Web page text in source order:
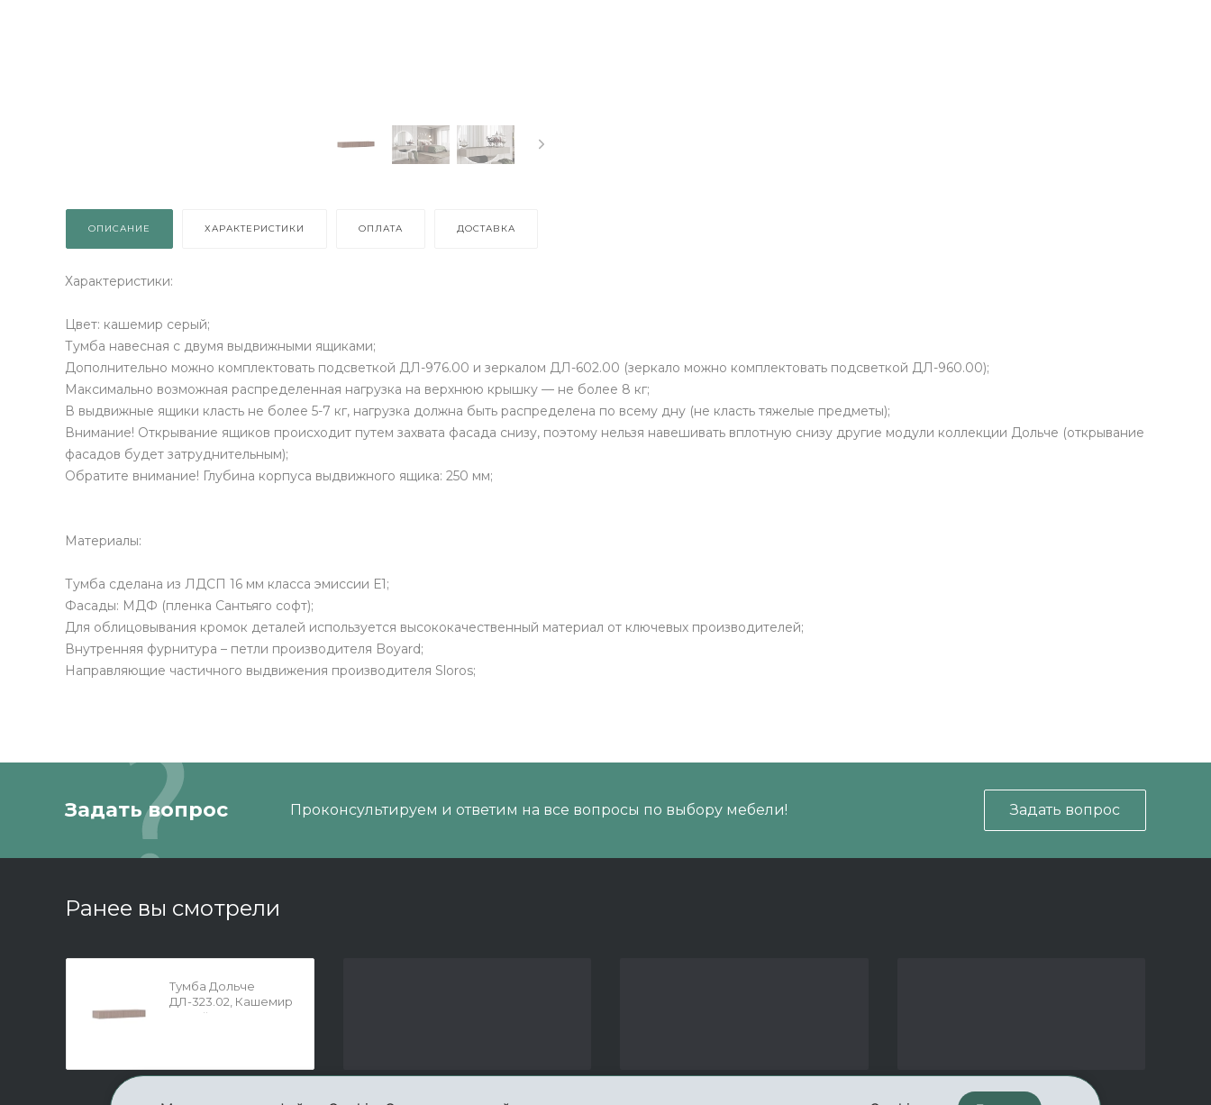
ОПИСАНИЕ ХАРАКТЕРИСТИКИ ОПЛАТА ДОСТАВКА
Характеристики:
Цвет: кашемир серый;
Тумба навесная с двумя выдвижными ящиками;
Дополнительно можно комплектовать подсветкой ДЛ-976.00 и зеркалом ДЛ-602.00 (зеркало можно комплектовать подсветкой ДЛ-960.00);
Максимально возможная распределенная нагрузка на верхнюю крышку — не более 8 кг;
В выдвижные ящики класть не более 5-7 кг, нагрузка должна быть распределена по всему дну (не класть тяжелые предметы);
Внимание! Открывание ящиков происходит путем захвата фасада снизу, поэтому нельзя навешивать вплотную снизу другие модули коллекции Дольче (открывание
фасадов будет затруднительным);
Обратите внимание! Глубина корпуса выдвижного ящика: 250 мм;
Материалы:
Тумба сделана из ЛДСП 16 мм класса эмиссии Е1;
Фасады: МДФ (пленка Сантьяго софт);
Для облицовывания кромок деталей используется высококачественный материал от ключевых производителей;
Внутренняя фурнитура – петли производителя Boyard;
Направляющие частичного выдвижения производителя Sloros;
Задать вопрос Проконсультируем и ответим на все вопросы по выбору мебели! Задать вопрос
Ранее вы смотрели
Тумба Дольче
ДЛ-323.02, Кашемир
серый+Сантьяго